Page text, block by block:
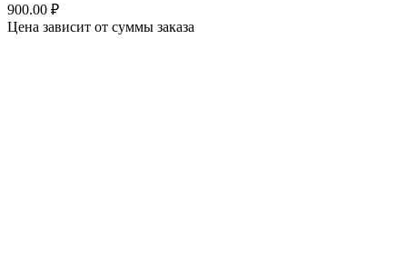
900.00 ₽
Цена зависит от суммы заказа